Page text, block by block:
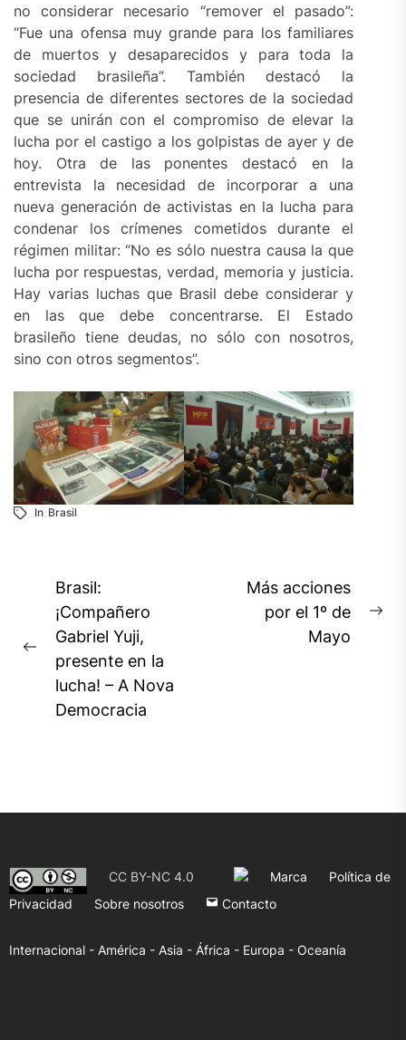
no considerar necesario “remover el pasado”:
“Fue una ofensa muy grande para los familiares
de muertos y desaparecidos y para toda la
sociedad brasileña”. También destacó la
presencia de diferentes sectores de la sociedad
que se unirán con el compromiso de elevar la
lucha por el castigo a los golpistas de ayer y de
hoy. Otra de las ponentes destacó en la
entrevista la necesidad de incorporar a una
nueva generación de activistas en la lucha para
condenar los crímenes cometidos durante el
régimen militar: “No es sólo nuestra causa la que
lucha por respuestas, verdad, memoria y justicia.
Hay varias luchas que Brasil debe considerar y
en las que debe concentrarse. El Estado
brasileño tiene deudas, no sólo con nosotros,
sino con otros segmentos”.
In Brasil
Navegación
entradas
Previous
post:
Brasil:
¡Compañero
Gabriel Yuji,
presente en la
lucha! – A Nova
Democracia
Más acciones
por el 1º de
Mayo
CC BY-NC 4.0 Marca
Política de
Privacidad
Sobre nosotros Contacto
Internacional - América - Asia - África - Europa - Oceanía